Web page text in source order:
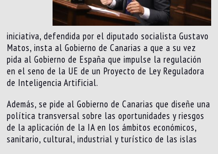
iniciativa, defendida por el diputado socialista Gustavo
Matos, insta al Gobierno de Canarias a que a su vez
pida al Gobierno de España que impulse la regulación
en el seno de la UE de un Proyecto de Ley Reguladora
de Inteligencia Artificial.
Además, se pide al Gobierno de Canarias que diseñe una
política transversal sobre las oportunidades y riesgos
de la aplicación de la IA en los ámbitos económicos,
sanitario, cultural, industrial y turístico de las islas